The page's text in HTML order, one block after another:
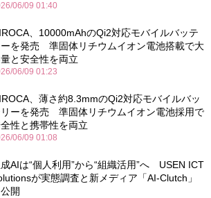
06/09 01:40
、10000mAhのQi2対応モバイルバッテ
ーを発売 準固体リチウムイオン電池搭載で大
と安全性を両立
06/09 01:23
、薄さ約8.3mmのQi2対応モバイルバッ
ーを発売 準固体リチウムイオン電池採用で
性と携帯性を両立
06/09 01:08
AIは“個人利用”から“組織活用”へ USEN ICT
が実態調査と新メディア「AI-Clutch」
開